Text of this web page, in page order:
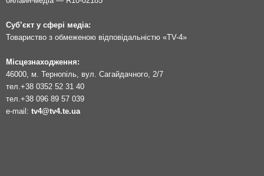
Суб’єкт у сфері медіа:
Товариство з обмеженою відповідальністю «TV-4»
Місцезнаходження:
46000, м. Тернопіль, вул. Сагайдачного, 2/7
тел. +38 0352 52 31 40
тел. +38 096 89 57 039
e-mail: tv4@tv4.te.ua